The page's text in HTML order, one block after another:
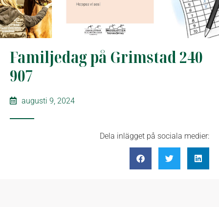
Familjedag på Grimstad 240
907
augusti 9, 2024
Dela inlägget på sociala medier: